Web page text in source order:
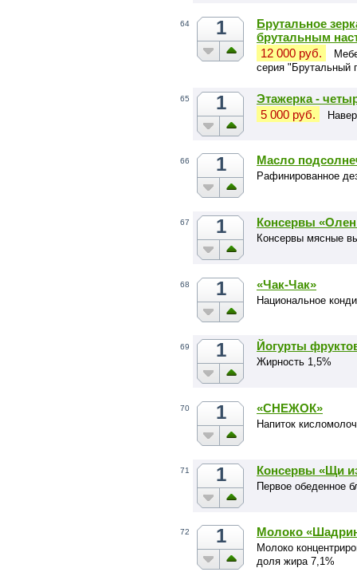
64 1
Брутальное
брутальным
12 000 руб.
серия "Брутальный
65 1
Этажерка -
5 000 руб.
66 1 Масло
Рафинированное
67 1 Консервы
Консервы мясные
68 1 «Чак-Чак»
Национальное
69 1 Йогурты
Жирность 1,5%
70 1 «СНЕЖОК»
Напиток
71 1 Консервы «Щи
Первое обеденное
72 1 Молоко
Молоко
доля жира 7,1%